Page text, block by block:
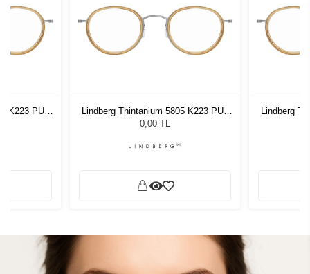
K223 PU9
Lindberg Thintanium 5805 K223 PU9
46 140
0,00 TL
Lindberg